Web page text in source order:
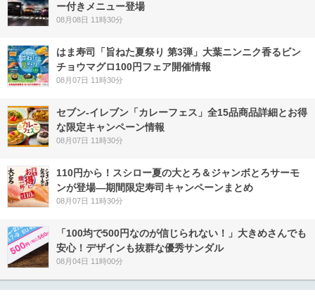
ー付きメニュー登場
08月08日 11時30分
はま寿司「旨ねた夏祭り 第3弾」大葉ニンニク香るビン
チョウマグロ100円フェア開催情報
08月07日 11時30分
セブン‐イレブン「カレーフェス」全15品商品詳細とお得
な限定キャンペーン情報
08月07日 11時30分
110円から！スシロー夏の大とろ＆ジャンボとろサーモ
ンが登場―期間限定寿司キャンペーンまとめ
08月07日 11時30分
「100均で500円なのが信じられない！」大きめさんでも
安心！デザインも抜群な優秀サンダル
08月04日 11時00分